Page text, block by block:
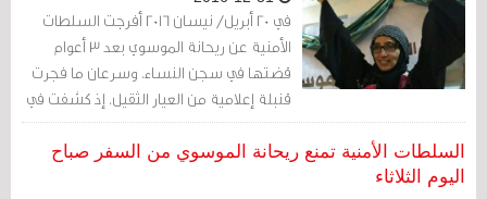
المحلل السياسي الأمريكي جستن غينغلر
عن البحرين، والذي نال به درجة الدكتوراه.
في 20 أبريل/ نيسان 2016 أفرجت السلطات
الأمنية عن ريحانة الموسوي بعد 3 أعوام
قضتها في سجن النساء. وسرعان ما فجرت
قنبلة إعلامية من العيار الثقيل. إذ كشفت في
حوار معها ظروف تعذيبها وتعريتها كاشفة
عن دور لعبه ضباط إماراتيون ضمن قوات درع
السلطات الأمنية تمنع ريحانة الموسوي من السفر صباح
اليوم الثلاثاء